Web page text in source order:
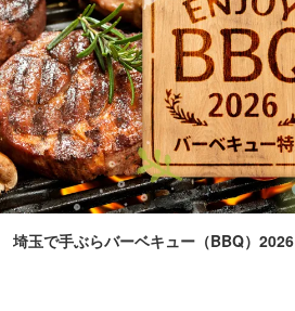
埼玉で手ぶらバーベキュー（BBQ）2026